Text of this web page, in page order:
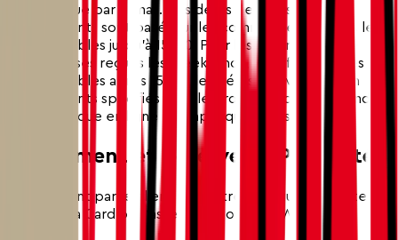
automatique par e-mail. Ces délais de livraison non
contraignants sont basés sur les commandes passées les
jours ouvrables jusqu'à 15h30. Pour les commandes de
marchandises reçues les week-ends, jours fériés ou les
jours ouvrables après 15h30, les délais de livraison non
contraignants spécifiés dans le processus de commande
de la boutique en ligne ne s'appliquent pas.
6. Paiement et Réserve de Propriété
Le paiement par le client peut être effectué par carte de
crédit (Visa Card ou Master Card) ou par TWINT.